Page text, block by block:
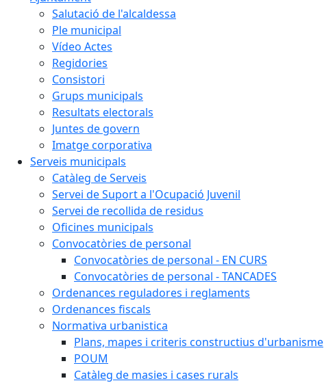
Salutació de l'alcaldessa
Ple municipal
Vídeo Actes
Regidories
Consistori
Grups municipals
Resultats electorals
Juntes de govern
Imatge corporativa
Serveis municipals
Catàleg de Serveis
Servei de Suport a l'Ocupació Juvenil
Servei de recollida de residus
Oficines municipals
Convocatòries de personal
Convocatòries de personal - EN CURS
Convocatòries de personal - TANCADES
Ordenances reguladores i reglaments
Ordenances fiscals
Normativa urbanistica
Plans, mapes i criteris constructius d'urbanisme
POUM
Catàleg de masies i cases rurals